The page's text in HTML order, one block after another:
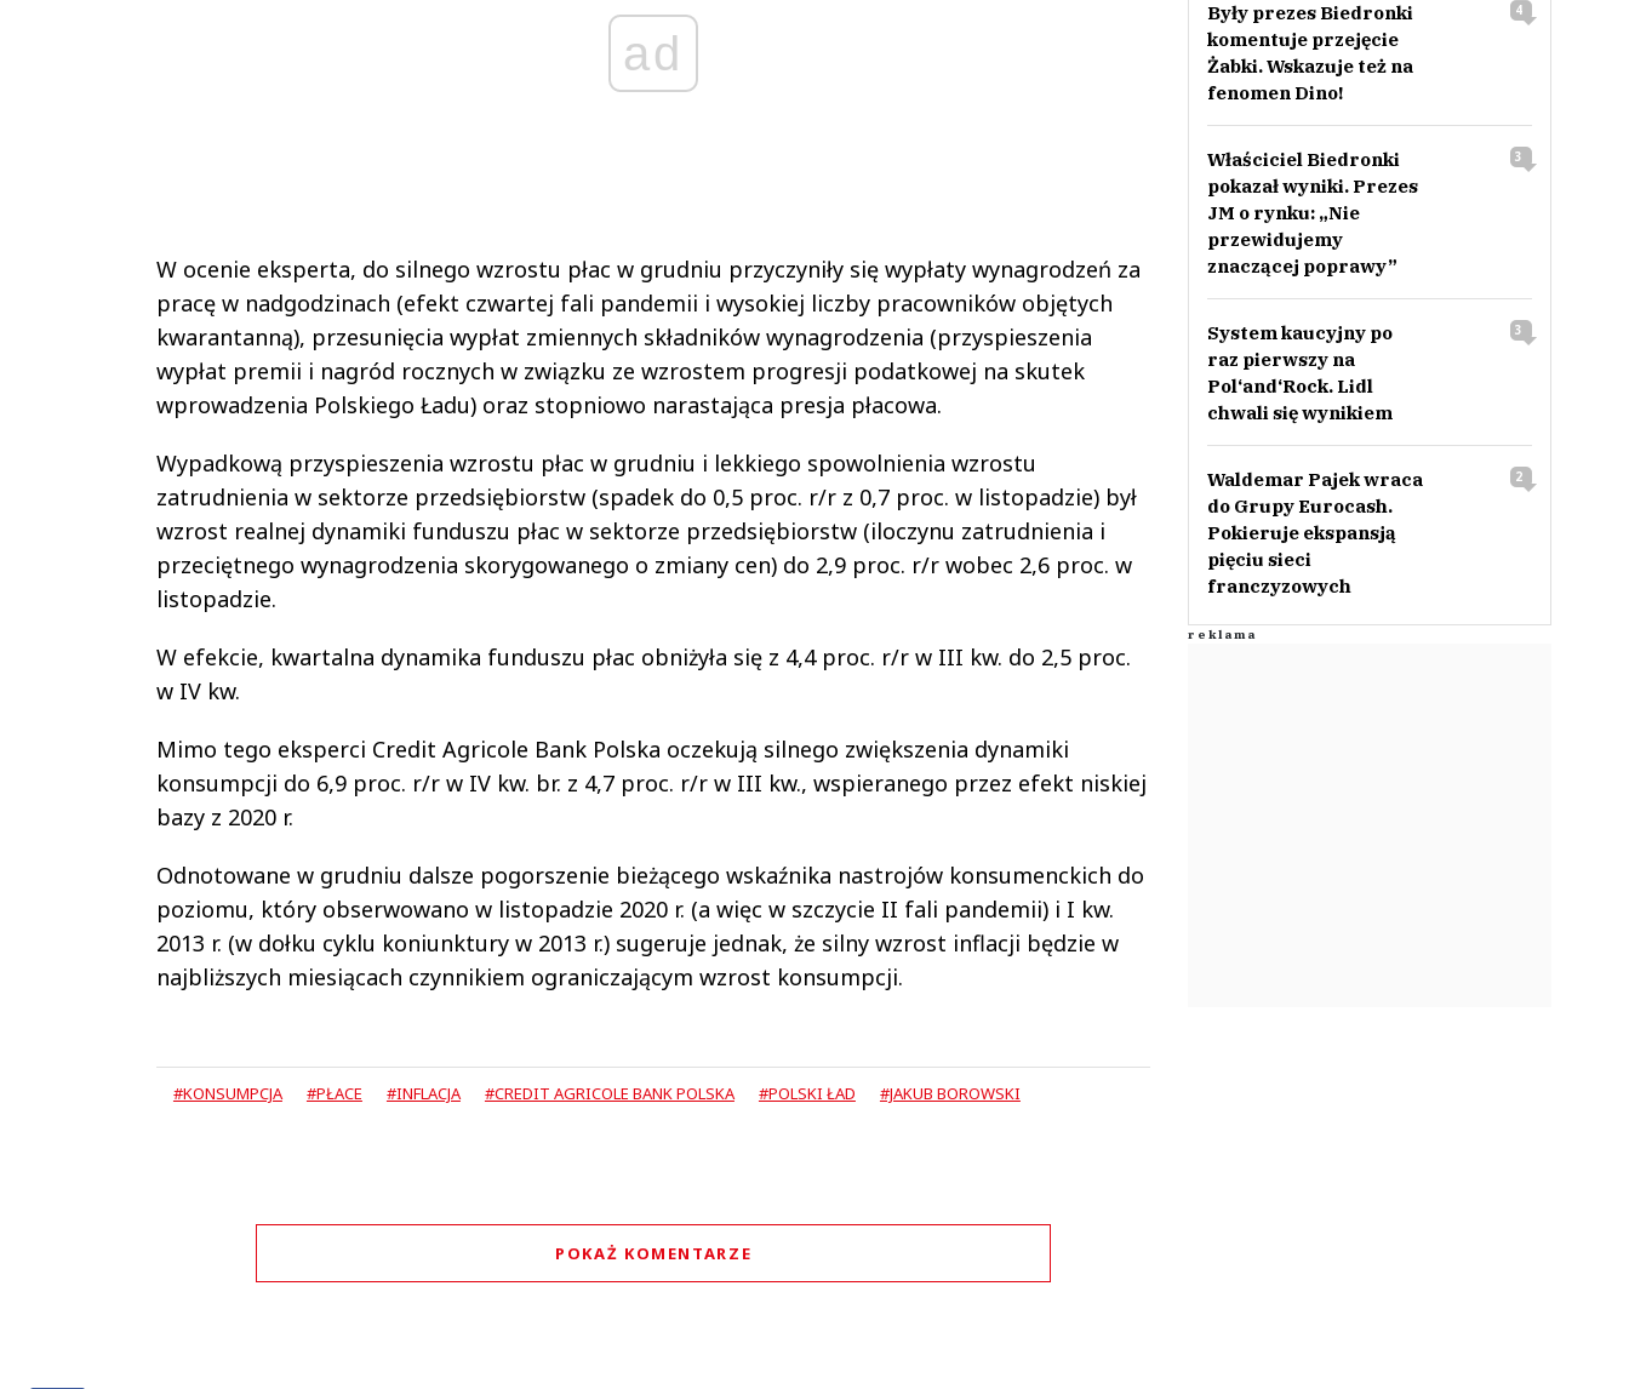
ad
W ocenie eksperta, do silnego wzrostu płac w grudniu przyczyniły się wypłaty wynagrodzeń za
pracę w nadgodzinach (efekt czwartej fali pandemii i wysokiej liczby pracowników objętych
kwarantanną), przesunięcia wypłat zmiennych składników wynagrodzenia (przyspieszenia
wypłat premii i nagród rocznych w związku ze wzrostem progresji podatkowej na skutek
wprowadzenia Polskiego Ładu) oraz stopniowo narastająca presja płacowa.
Wypadkową przyspieszenia wzrostu płac w grudniu i lekkiego spowolnienia wzrostu
zatrudnienia w sektorze przedsiębiorstw (spadek do 0,5 proc. r/r z 0,7 proc. w listopadzie) był
wzrost realnej dynamiki funduszu płac w sektorze przedsiębiorstw (iloczynu zatrudnienia i
przeciętnego wynagrodzenia skorygowanego o zmiany cen) do 2,9 proc. r/r wobec 2,6 proc. w
listopadzie.
W efekcie, kwartalna dynamika funduszu płac obniżyła się z 4,4 proc. r/r w III kw. do 2,5 proc.
w IV kw.
Mimo tego eksperci Credit Agricole Bank Polska oczekują silnego zwiększenia dynamiki
konsumpcji do 6,9 proc. r/r w IV kw. br. z 4,7 proc. r/r w III kw., wspieranego przez efekt niskiej
bazy z 2020 r.
Odnotowane w grudniu dalsze pogorszenie bieżącego wskaźnika nastrojów konsumenckich do
poziomu, który obserwowano w listopadzie 2020 r. (a więc w szczycie II fali pandemii) i I kw.
2013 r. (w dołku cyklu koniunktury w 2013 r.) sugeruje jednak, że silny wzrost inflacji będzie w
najbliższych miesiącach czynnikiem ograniczającym wzrost konsumpcji.
#KONSUMPCJA #PŁACE #INFLACJA #CREDIT AGRICOLE BANK POLSKA #POLSKI ŁAD #JAKUB BOROWSKI
POKAŻ KOMENTARZE
Były prezes Biedronki
komentuje przejęcie
Żabki. Wskazuje też na
fenomen Dino!
4
Właściciel Biedronki
pokazał wyniki. Prezes
JM o rynku: „Nie
przewidujemy
znaczącej poprawy”
3
System kaucyjny po
raz pierwszy na
Pol‘and‘Rock. Lidl
chwali się wynikiem
3
Waldemar Pajek wraca
do Grupy Eurocash.
Pokieruje ekspansją
pięciu sieci
franczyzowych
2